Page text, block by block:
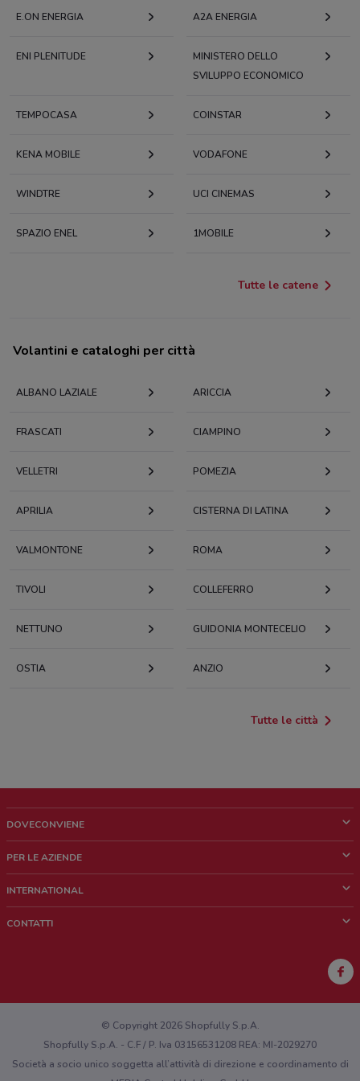
E.ON ENERGIA A2A ENERGIA
ENI PLENITUDE
MINISTERO DELLO
SVILUPPO ECONOMICO
TEMPOCASA COINSTAR
KENA MOBILE VODAFONE
WINDTRE UCI CINEMAS
SPAZIO ENEL 1MOBILE
Tutte le catene
Volantini e cataloghi per città
ALBANO LAZIALE ARICCIA
FRASCATI CIAMPINO
VELLETRI POMEZIA
APRILIA CISTERNA DI LATINA
VALMONTONE ROMA
TIVOLI COLLEFERRO
NETTUNO GUIDONIA MONTECELIO
OSTIA ANZIO
Tutte le città
DOVECONVIENE
Chi siamo
Lavora con noi
PER LE AZIENDE
Richieste commerciali e marketing
INTERNATIONAL
CONTATTI
Hai un malfunzionamento sul web o sull'app?
© Copyright 2026 Shopfully S.p.A.
Shopfully S.p.A. - C.F / P. Iva 03156531208 REA: MI-2029270
Società a socio unico soggetta all’attività di direzione e coordinamento di